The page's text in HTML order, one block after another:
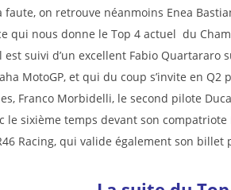
on retrouve néanmoins Enea
qui nous donne le Top 4 actuel du
est suivi d’un excellent Fabio
MotoGP, et qui du coup s’invite en
Franco Morbidelli, le second pilote
le sixième temps devant son
Racing, qui valide également son billet